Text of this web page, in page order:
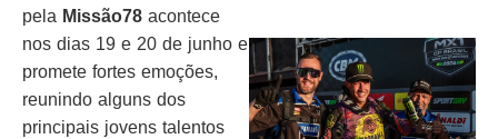
pela Missão78 acontece
nos dias 19 e 20 de junho e
promete fortes emoções,
reunindo alguns dos
principais jovens talentos